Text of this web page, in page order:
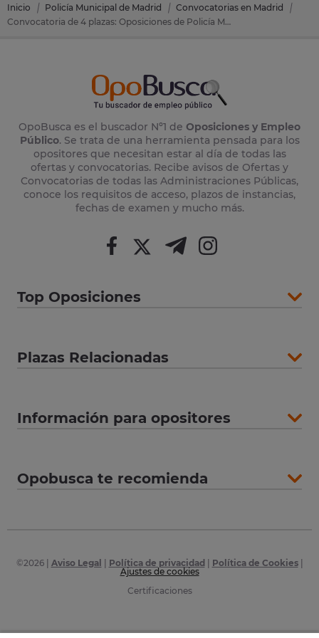
Inicio Policía Municipal de Madrid
Convocatorias en Madrid
Convocatoria de 4 plazas: Oposiciones de Policía Municipal Madrid en Meco (Madrid)
OpoBusca es el buscador Nº1 de Oposiciones y Empleo
Público. Se trata de una herramienta pensada para los
opositores que necesitan estar al día de todas las
ofertas y convocatorias. Recibe avisos de Ofertas y
Convocatorias de todas las Administraciones Públicas,
conoce los requisitos de acceso, plazos de instancias,
fechas de examen y mucho más.
Top Oposiciones
Plazas Relacionadas
Información para opositores
Opobusca te recomienda
©2026| Aviso Legal Política de privacidad Política de Cookies|
Ajustes de cookies
Certificaciones